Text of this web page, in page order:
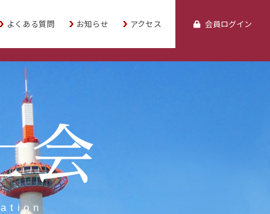
会
よくある質問 お知らせ アクセス 会員ログイン